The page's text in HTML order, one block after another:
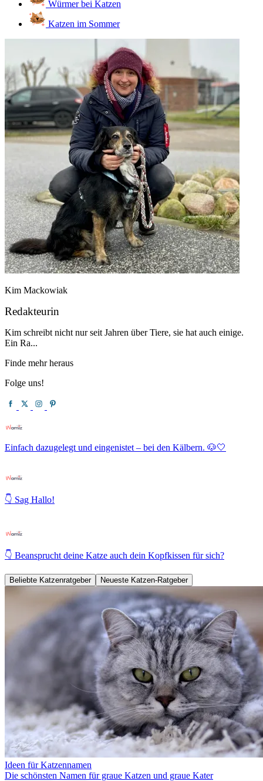
Würmer bei Katzen
Katzen im Sommer
Kim Mackowiak
Redakteurin
Kim schreibt nicht nur seit Jahren über Tiere, sie hat auch einige.
Ein Ra...
Finde mehr heraus
Folge uns!
Einfach dazugelegt und eingenistet – bei den Kälbern. 🐶🤍
👇 Sag Hallo!
👇 Beansprucht deine Katze auch dein Kopfkissen für sich?
Beliebte Katzenratgeber Neueste Katzen-Ratgeber
Ideen für Katzennamen
Die schönsten Namen für graue Katzen und graue Kater